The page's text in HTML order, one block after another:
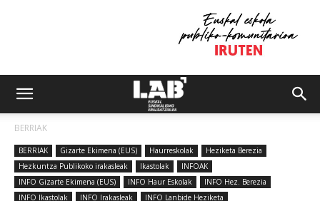
BERRIAK
BERRIAK Gizarte Ekimena (EUS) Haurreskolak
Heziketa Berezia
Hezkuntza Publikoko irakasleak
Ikastolak
INFOAK
INFO Gizarte Ekimena (EUS)
INFO Haur Eskolak
INFO Hez. Berezia
INFO Ikastolak
INFO Irakasleak
INFO Lanbide Heziketa